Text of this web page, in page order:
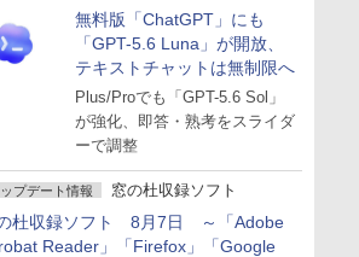
無料版「ChatGPT」にも
「GPT-5.6 Luna」が開放、
テキストチャットは無制限へ
Plus/Proでも「GPT-5.6 Sol」
が強化、即答・熟考をスライダ
ーで調整
プデート情報 窓の杜収録ソフト
杜収録ソフト 8月7日 ～「Adobe
Reader」「Firefox」「Google